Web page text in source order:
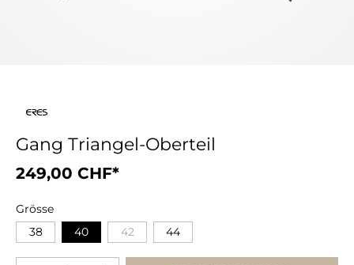
Gang Triangel-Oberteil
249,00 CHF*
Grösse
38
40 42 44